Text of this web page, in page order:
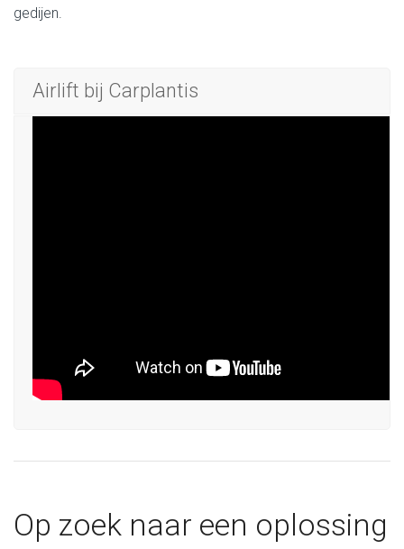
gedijen.
Airlift bij Carplantis
Op zoek naar een oplossing